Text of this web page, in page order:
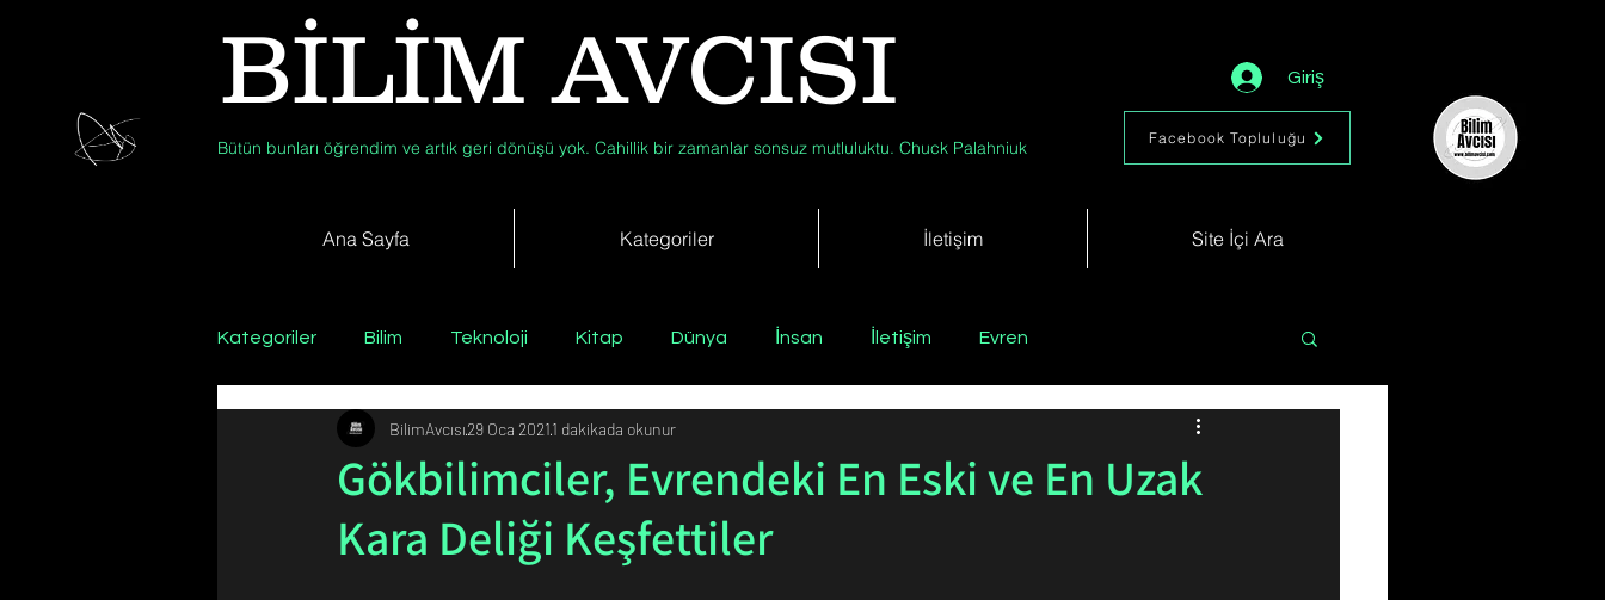
BİLİM AVCISI
Bütün bunları öğrendim ve artık geri dönüşü yok. Cahillik bir zamanlar sonsuz mutluluktu. Chuck Palahniuk
Giriş
Facebook Topluluğu
Ana Sayfa Kategoriler İletişim Site İçi Ara
Kategoriler Bilim Teknoloji Kitap Dünya İnsan İletişim Evren
Psikoloji / Sosyoloji / Felsefe Tıp Arkeoloji
Günün Fotoğrafı Biyoloji Günün Düşüneni
Gökbilimciler, Evrendeki En Eski ve En Uzak
Kara Deliği Keşfettiler
BilimAvcısı29 Oca 20211 dakikada okunur